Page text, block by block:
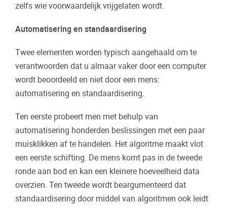
zelfs wie voorwaardelijk vrijgelaten wordt.
Automatisering en standaardisering
Twee elementen worden typisch aangehaald om te
verantwoorden dat u almaar vaker door een computer
wordt beoordeeld en niet door een mens:
automatisering en standaardisering.
Ten eerste probeert men met behulp van
automatisering honderden beslissingen met een paar
muisklikken af te handelen. Het algoritme maakt vlot
een eerste schifting. De mens komt pas in de tweede
ronde aan bod en kan een kleinere hoeveelheid data
overzien. Ten tweede wordt beargumenteerd dat
standaardisering door middel van algoritmen ook leidt